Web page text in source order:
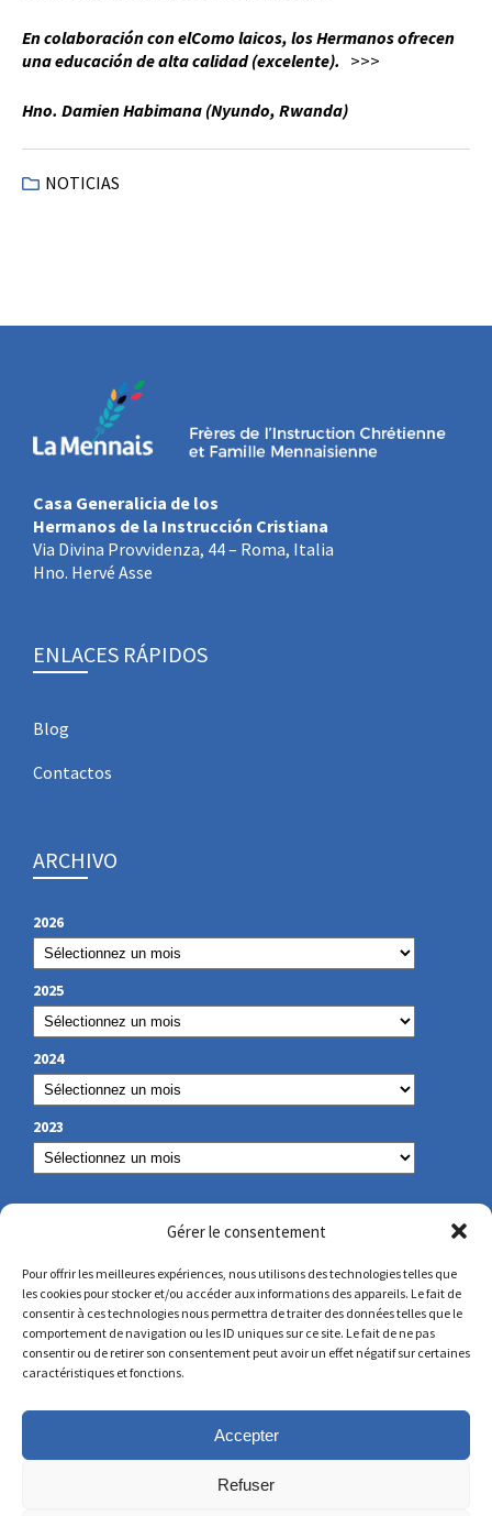
Gérer le consentement
Pour offrir les meilleures expériences, nous utilisons des technologies telles que
les cookies pour stocker et/ou accéder aux informations des appareils. Le fait de
consentir à ces technologies nous permettra de traiter des données telles que le
comportement de navigation ou les ID uniques sur ce site. Le fait de ne pas
consentir ou de retirer son consentement peut avoir un effet négatif sur certaines
caractéristiques et fonctions.
Accepter
Refuser
En colaboración con elComo laicos, los Hermanos ofrecen
una educación de alta calidad (excelente). >>>
Hno. Damien Habimana (Nyundo, Rwanda)
NOTICIAS
Casa Generalicia de los
Hermanos de la Instrucción Cristiana
Via Divina Provvidenza, 44 – Roma, Italia
Hno. Hervé Asse
ENLACES RÁPIDOS
Blog
Contactos
ARCHIVO
2026
2025
2024
2023
NUESTROS DATOS DE CONTACTO
secretariat@lamennais.org
protectionenfance@lamennais.org